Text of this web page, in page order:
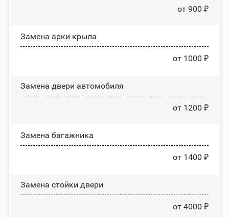
от 900 ₽
Замена арки крыла
от 1000 ₽
Замена двери автомобиля
от 1200 ₽
Замена багажника
от 1400 ₽
Зaмeнa cтoйĸи двepи
от 4000 ₽